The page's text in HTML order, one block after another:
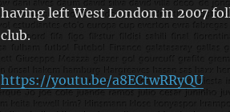
having left West London in 2007
club.
https://youtu.be/a8ECtwRRyQU